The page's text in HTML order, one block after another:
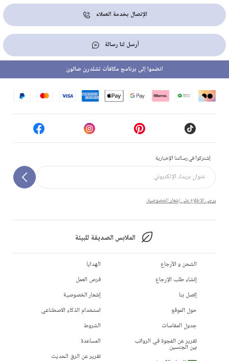
الإتصال بخدمة العملاء
أرسل لنا رسالة
إشتركوا في رسالتنا الإخبارية
يرجى الاطلاع على إشعار الخصوصية.
الملابس الصديقة للبيئة
انضموا إلى برنامج مكافآت تشلدرن صالون
الشحن و الأرجاع
إنشاء طلب الإرجاع
إتصل بنا
حول الموقع
جدول المقاسات
تقرير عن الفجوة في الرواتب
بين الجنسين
الهدايا
فرص العمل
إشعار الخصوصية
استخدام الذكاء الاصطناعي
الشروط
المساعدة
تقرير عن الرق الحديث